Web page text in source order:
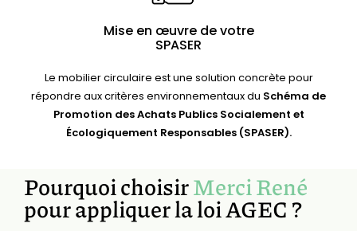
Mise en œuvre de votre
SPASER
Le mobilier circulaire est une solution concrète pour
répondre aux critères environnementaux du Schéma de
Promotion des Achats Publics Socialement et
Écologiquement Responsables (SPASER).
Pourquoi choisirMerci René
pour appliquer la loi AGEC ?